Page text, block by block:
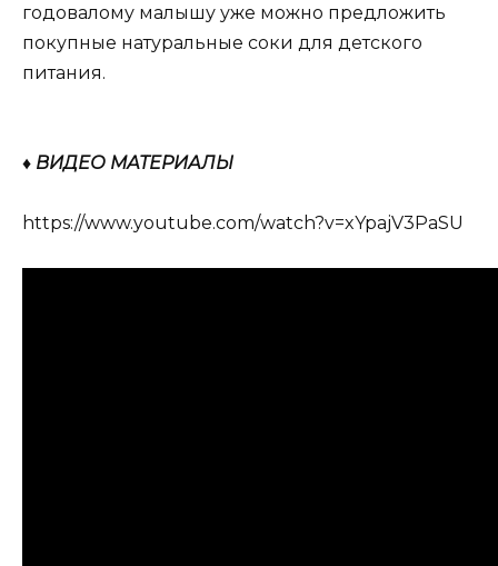
годовалому малышу уже можно предложить
покупные натуральные соки для детского
питания.
♦ ВИДЕО МАТЕРИАЛЫ
https://www.youtube.com/watch?v=xYpajV3PaSU